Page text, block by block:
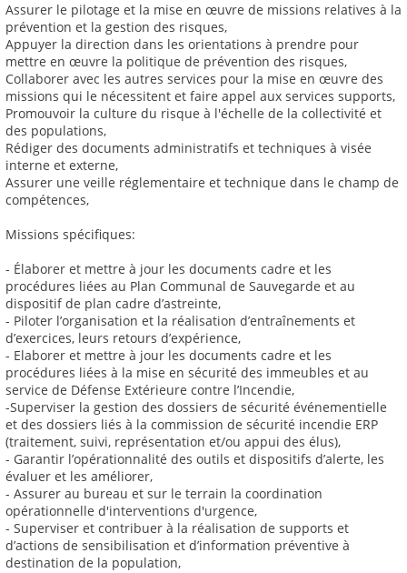
Assurer le pilotage et la mise en œuvre de missions relatives à la
prévention et la gestion des risques,
Appuyer la direction dans les orientations à prendre pour
mettre en œuvre la politique de prévention des risques,
Collaborer avec les autres services pour la mise en œuvre des
missions qui le nécessitent et faire appel aux services supports,
Promouvoir la culture du risque à l'échelle de la collectivité et
des populations,
Rédiger des documents administratifs et techniques à visée
interne et externe,
Assurer une veille réglementaire et technique dans le champ de
compétences,
Missions spécifiques:
- Élaborer et mettre à jour les documents cadre et les
procédures liées au Plan Communal de Sauvegarde et au
dispositif de plan cadre d’astreinte,
- Piloter l’organisation et la réalisation d’entraînements et
d’exercices, leurs retours d’expérience,
- Elaborer et mettre à jour les documents cadre et les
procédures liées à la mise en sécurité des immeubles et au
service de Défense Extérieure contre l’Incendie,
-Superviser la gestion des dossiers de sécurité événementielle
et des dossiers liés à la commission de sécurité incendie ERP
(traitement, suivi, représentation et/ou appui des élus),
- Garantir l’opérationnalité des outils et dispositifs d’alerte, les
évaluer et les améliorer,
- Assurer au bureau et sur le terrain la coordination
opérationnelle d'interventions d'urgence,
- Superviser et contribuer à la réalisation de supports et
d’actions de sensibilisation et d’information préventive à
destination de la population,